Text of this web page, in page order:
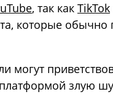
, так как TikTok
которые обычно
могут
злую